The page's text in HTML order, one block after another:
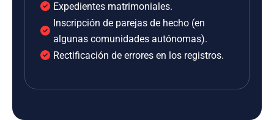
Expedientes matrimoniales.
Inscripción de parejas de hecho (en
algunas comunidades autónomas).
Rectificación de errores en los registros.